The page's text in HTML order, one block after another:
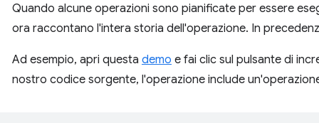
Quando alcune operazioni sono pianificate per essere
ora raccontano l'intera storia dell'operazione. In
Ad esempio, apri questa demo e fai clic sul pulsante di
nostro codice sorgente, l'operazione include